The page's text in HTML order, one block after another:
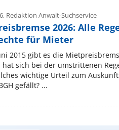
Redaktion Anwalt-Suchservice
2026: Alle
für Mieter
2015 gibt es die
hat sich bei der umstrittenen
wichtige Urteil zum
gefällt? ...